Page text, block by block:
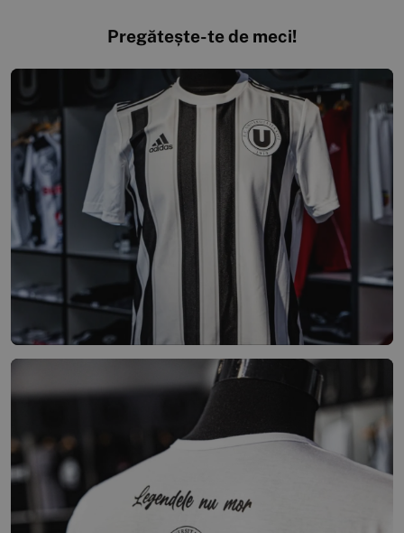
Pregătește-te de meci!